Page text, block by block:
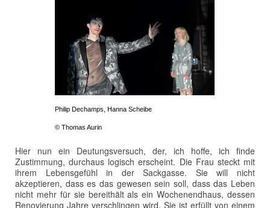
Philip Dechamps, Hanna Scheibe
© Thomas Aurin
Hier nun ein Deutungsversuch, der, ich hoffe, ich finde
Zustimmung, durchaus logisch erscheint. Die Frau steckt mit
ihrem Lebensgefühl in der Sackgasse. Sie will nicht
akzeptieren, dass es das gewesen sein soll, dass das Leben
nicht mehr für sie bereithält als ein Wochenendhaus, dessen
Renovierung Jahre verschlingen wird. Sie ist erfüllt von einem